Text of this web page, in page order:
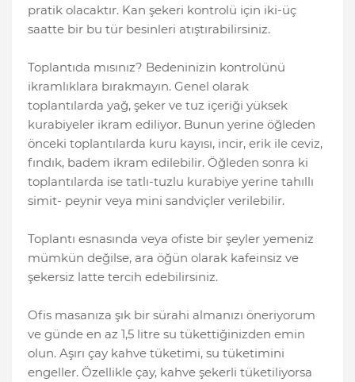
pratik olacaktır. Kan şekeri kontrolü için iki-üç
saatte bir bu tür besinleri atıştırabilirsiniz.
Toplantıda mısınız? Bedeninizin kontrolünü
ikramlıklara bırakmayın. Genel olarak
toplantılarda yağ, şeker ve tuz içeriği yüksek
kurabiyeler ikram ediliyor. Bunun yerine öğleden
önceki toplantılarda kuru kayısı, incir, erik ile ceviz,
fındık, badem ikram edilebilir. Öğleden sonra ki
toplantılarda ise tatlı-tuzlu kurabiye yerine tahıllı
simit- peynir veya mini sandviçler verilebilir.
Toplantı esnasında veya ofiste bir şeyler yemeniz
mümkün değilse, ara öğün olarak kafeinsiz ve
şekersiz latte tercih edebilirsiniz.
Ofis masanıza şık bir sürahi almanızı öneriyorum
ve günde en az 1,5 litre su tükettiğinizden emin
olun. Aşırı çay kahve tüketimi, su tüketimini
engeller. Özellikle çay, kahve şekerli tüketiliyorsa